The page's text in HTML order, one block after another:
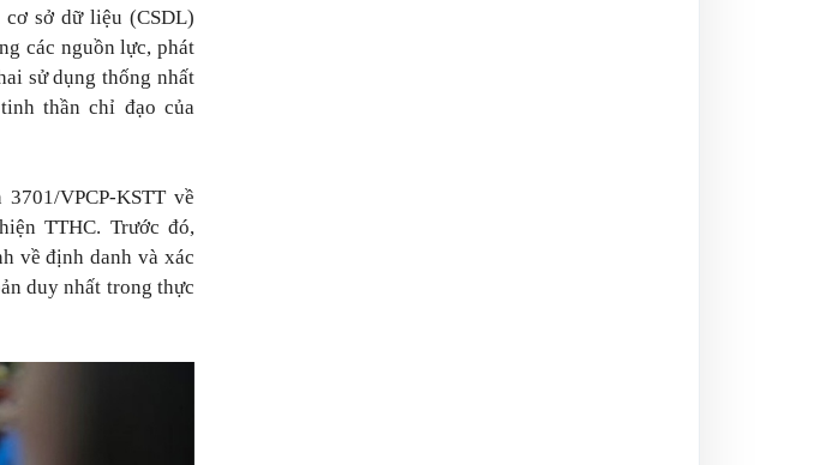
sở dữ liệu (CSDL)
các nguồn lực, phát
sử dụng thống nhất
thần chỉ đạo của
VPCP-KSTT về
TTHC. Trước đó,
về định danh và xác
duy nhất trong thực